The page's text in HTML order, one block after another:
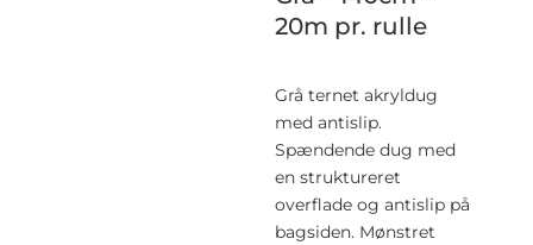
20m pr. rulle
Grå ternet akryldug
med antislip.
Spændende dug med
en struktureret
overflade og antislip på
bagsiden. Mønstret